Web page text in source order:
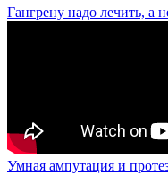
Гангрену надо лечить, а
Умная ампутация и